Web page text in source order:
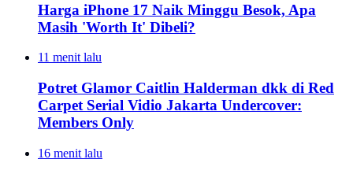
Harga iPhone 17 Naik Minggu Besok, Apa
Masih 'Worth It' Dibeli?
11 menit lalu
Potret Glamor Caitlin Halderman dkk di Red
Carpet Serial Vidio Jakarta Undercover:
Members Only
16 menit lalu